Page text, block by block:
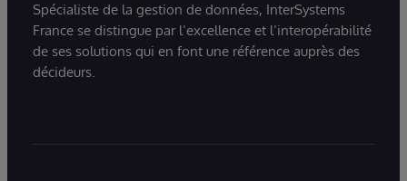
Spécialiste de la gestion de données, InterSystems
France se distingue par l’excellence et l’interopérabilité
de ses solutions qui en font une référence auprès des
décideurs.